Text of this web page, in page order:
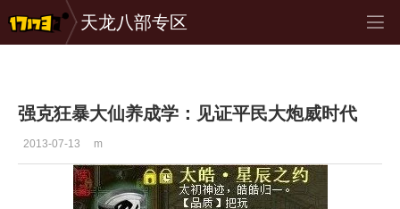
天龙八部专区
专区_《大话西游Online》
强克狂暴大仙养成学：见证平民大炮威时代
2013-07-13 m